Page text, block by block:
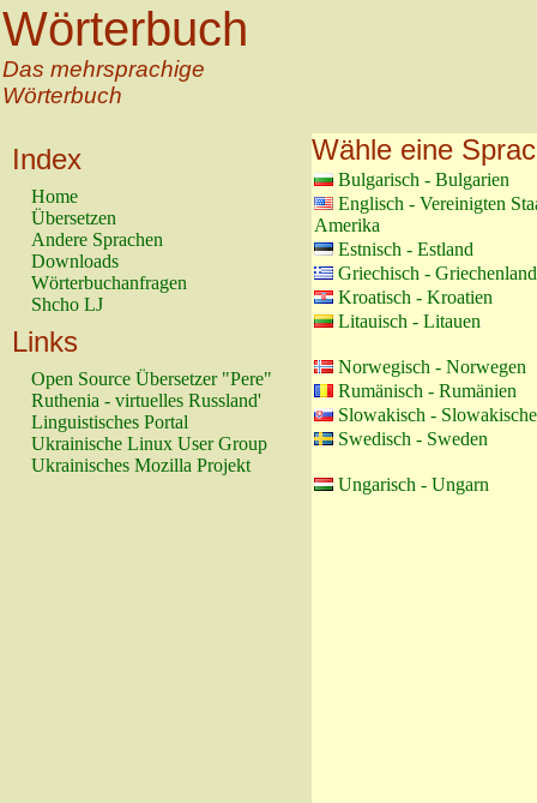
Wörterbuch
Das mehrsprachige
Wörterbuch
Index
Home
Übersetzen
Andere Sprachen
Downloads
Wörterbuchanfragen
Shcho LJ
Links
Open Source Übersetzer "Pere"
Ruthenia - virtuelles Russland'
Linguistisches Portal
Ukrainische Linux User Group
Ukrainisches Mozilla Projekt
Wähle eine
Bulgarisch - Bulgarien
Englisch - Vereinigten
Amerika
Estnisch - Estland
Griechisch - Griechenland
Kroatisch - Kroatien
Litauisch - Litauen
Norwegisch - Norwegen
Rumänisch - Rumänien
Slowakisch -
Swedisch - Sweden
Ungarisch - Ungarn